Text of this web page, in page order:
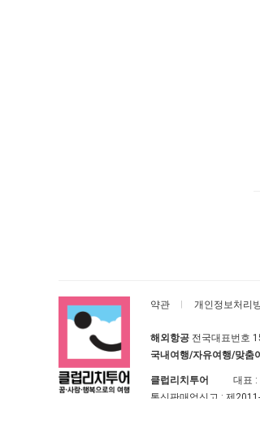
약관 개인정보처리
해외항공전국대표번호
국내여행/자유여행/맞춤
클럽리치투어 대표 :
통신판매업신고 : 제